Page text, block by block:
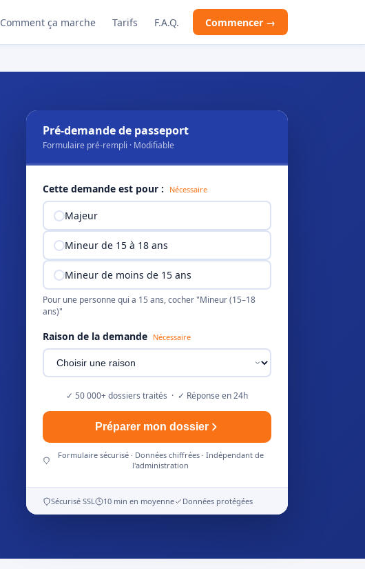
Comment ça marche Tarifs F.A.Q. Commencer →
Pré-demande de passeport
Formulaire pré-rempli · Modifiable
Cette demande est pour : Nécessaire
Majeur
Mineur de 15 à 18 ans
Mineur de moins de 15 ans
Pour une personne qui a 15 ans, cocher "Mineur (15–18
ans)"
Raison de la demande Nécessaire
✓ 50 000+ dossiers traités · ✓ Réponse en 24h
Préparer mon dossier
Formulaire sécurisé · Données chiffrées · Indépendant de
l'administration
Sécurisé SSL 10 min en moyenne Données protégées